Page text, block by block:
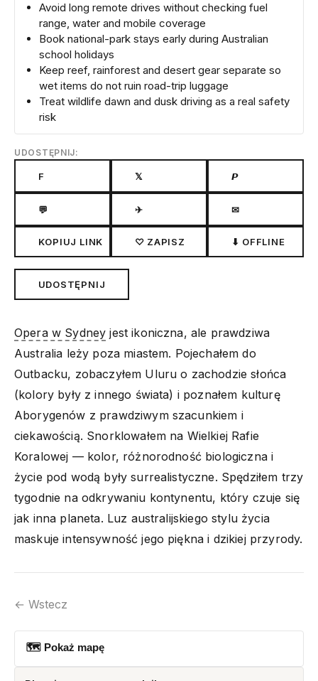
Avoid long remote drives without checking fuel
range, water and mobile coverage
Book national-park stays early during Australian
school holidays
Keep reef, rainforest and desert gear separate so
wet items do not ruin road-trip luggage
Treat wildlife dawn and dusk driving as a real safety
risk
UDOSTĘPNIJ:
F 𝕏 𝙋
💬 ✈ ✉
KOPIUJ LINK ♡ ZAPISZ ⬇ OFFLINE
UDOSTĘPNIJ
Opera w Sydney jest ikoniczna, ale prawdziwa
Australia leży poza miastem. Pojechałem do
Outbacku, zobaczyłem Uluru o zachodzie słońca
(kolory były z innego świata) i poznałem kulturę
Aborygenów z prawdziwym szacunkiem i
ciekawością. Snorklowałem na Wielkiej Rafie
Koralowej — kolor, różnorodność biologiczna i
życie pod wodą były surrealistyczne. Spędziłem trzy
tygodnie na odkrywaniu kontynentu, który czuje się
jak inna planeta. Luz australijskiego stylu życia
maskuje intensywność jego piękna i dzikiej przyrody.
← Wstecz
🗺 Pokaż mapę